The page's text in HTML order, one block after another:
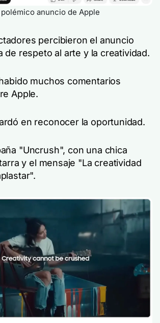
polémico anuncio de Apple
percibieron el anuncio
de respeto al arte y la creatividad.
muchos comentarios
Apple.
en reconocer la oportunidad.
"Uncrush", con una chica
y el mensaje "La creatividad